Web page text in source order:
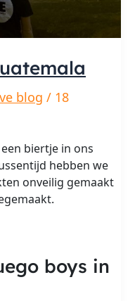
blog / 18
biertje in ons
hebben we
onveilig gemaakt
boys in